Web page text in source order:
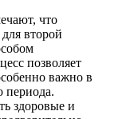
что
второй
позволяет
важно в
периода.
здоровые и